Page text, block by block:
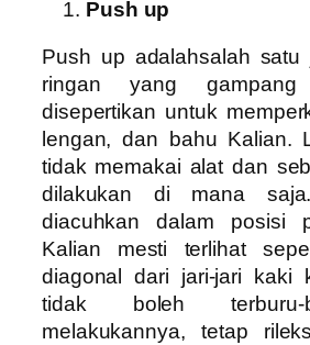
Push up
Push up adalahsalah satu
ringan yang
disepertikan untuk
lengan, dan bahu Kalian.
tidak memakai alat dan
dilakukan di mana
diacuhkan dalam posisi
Kalian mesti terlihat
diagonal dari jari-jari kaki
tidak boleh terburu-
melakukannya, tetap